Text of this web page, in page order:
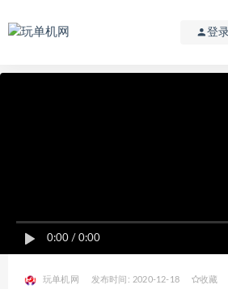
登
0:00 / 0:00
玩单机网 发布时间: 2020-12-18 收藏